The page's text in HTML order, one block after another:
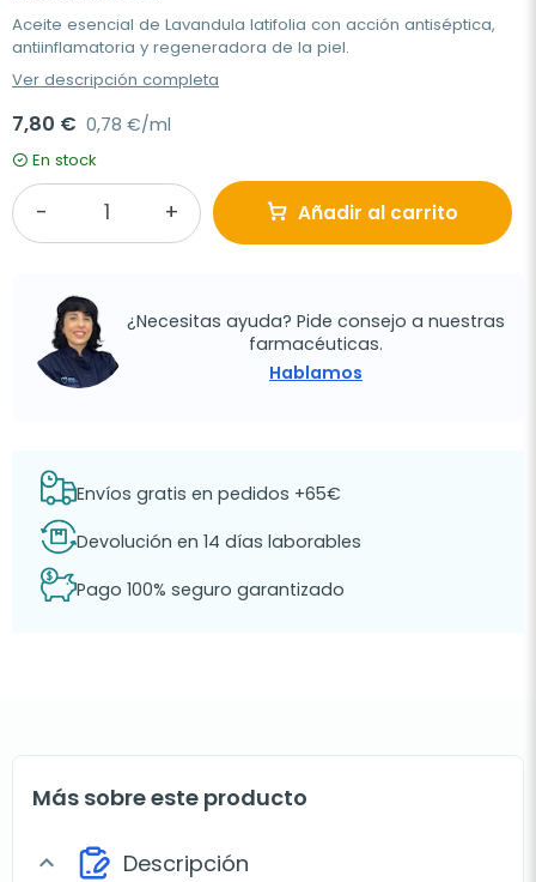
Aceite esencial de Lavandula latifolia con acción antiséptica,
antiinflamatoria y regeneradora de la piel.
Ver descripción completa
7,80 € 0,78 €/ml
En stock
Añadir al carrito
¿Necesitas ayuda? Pide consejo a nuestras
farmacéuticas.
Hablamos
Envíos gratis en pedidos +65€
Devolución en 14 días laborables
Pago 100% seguro garantizado
Más sobre este producto
expand_more Descripción